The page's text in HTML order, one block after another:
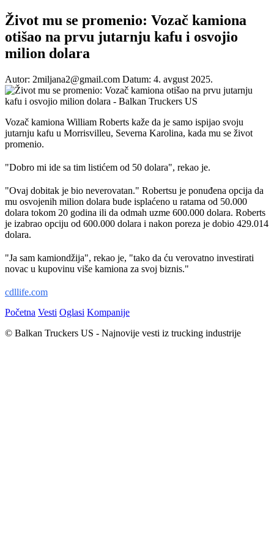
Život mu se promenio: Vozač kamiona
otišao na prvu jutarnju kafu i osvojio
milion dolara
Autor: 2miljana2@gmail.com Datum: 4. avgust 2025.
Vozač kamiona William Roberts kaže da je samo ispijao svoju
jutarnju kafu u Morrisvilleu, Severna Karolina, kada mu se život
promenio.
"Dobro mi ide sa tim listićem od 50 dolara", rekao je.
"Ovaj dobitak je bio neverovatan." Robertsu je ponuđena opcija da
mu osvojenih milion dolara bude isplaćeno u ratama od 50.000
dolara tokom 20 godina ili da odmah uzme 600.000 dolara. Roberts
je izabrao opciju od 600.000 dolara i nakon poreza je dobio 429.014
dolara.
"Ja sam kamiondžija", rekao je, "tako da ću verovatno investirati
novac u kupovinu više kamiona za svoj biznis."
cdllife.com
Početna Vesti Oglasi Kompanije
© Balkan Truckers US - Najnovije vesti iz trucking industrije